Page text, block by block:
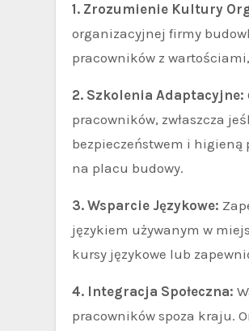
1. Zrozumienie Kultury
organizacyjnej firmy
pracowników z
2. Szkolenia Adaptacyjne:
pracowników, zwłaszcza
bezpieczeństwem i higieną
na placu budowy.
3. Wsparcie Językowe:
językiem używanym w
kursy językowe lub
4. Integracja Społeczna:
pracowników spoza kraju.